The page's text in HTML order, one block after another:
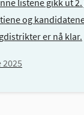
listene gikk ut
og
er nå klar.
2025